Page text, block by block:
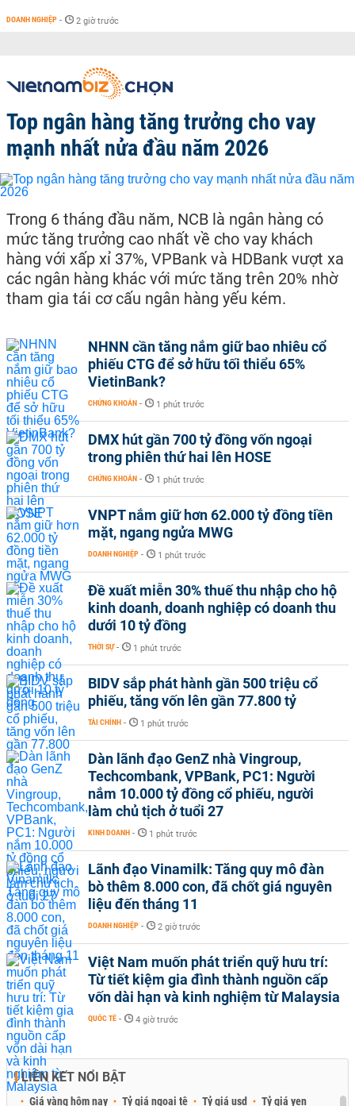
DOANH NGHIỆP - 2 giờ trước
Top ngân hàng tăng trưởng cho vay
mạnh nhất nửa đầu năm 2026
Trong 6 tháng đầu năm, NCB là ngân hàng có
mức tăng trưởng cao nhất về cho vay khách
hàng với xấp xỉ 37%, VPBank và HDBank vượt xa
các ngân hàng khác với mức tăng trên 20% nhờ
tham gia tái cơ cấu ngân hàng yếu kém.
NHNN cần tăng nắm giữ bao nhiêu cổ
phiếu CTG để sở hữu tối thiểu 65%
VietinBank?
CHỨNG KHOÁN - 1 phút trước
DMX hút gần 700 tỷ đồng vốn ngoại
trong phiên thứ hai lên HOSE
CHỨNG KHOÁN - 1 phút trước
VNPT nắm giữ hơn 62.000 tỷ đồng tiền
mặt, ngang ngửa MWG
DOANH NGHIỆP - 1 phút trước
Đề xuất miễn 30% thuế thu nhập cho hộ
kinh doanh, doanh nghiệp có doanh thu
dưới 10 tỷ đồng
THỜI SỰ - 1 phút trước
BIDV sắp phát hành gần 500 triệu cổ
phiếu, tăng vốn lên gần 77.800 tỷ
TÀI CHÍNH - 1 phút trước
Dàn lãnh đạo GenZ nhà Vingroup,
Techcombank, VPBank, PC1: Người
nắm 10.000 tỷ đồng cổ phiếu, người
làm chủ tịch ở tuổi 27
KINH DOANH - 1 phút trước
Lãnh đạo Vinamilk: Tăng quy mô đàn
bò thêm 8.000 con, đã chốt giá nguyên
liệu đến tháng 11
DOANH NGHIỆP - 2 giờ trước
Việt Nam muốn phát triển quỹ hưu trí:
Từ tiết kiệm gia đình thành nguồn cấp
vốn dài hạn và kinh nghiệm từ Malaysia
QUỐC TẾ - 4 giờ trước
LIÊN KẾT NỔI BẬT
Giá vàng hôm nay Tỷ giá ngoại tệ Tỷ giá usd Tỷ giá yen